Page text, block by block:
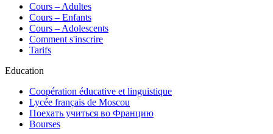
Сours – Adultes
Cours – Enfants
Cours – Adolescents
Comment s'inscrire
Tarifs
Education
Coopération éducative et linguistique
Lycée français de Moscou
Поехать учиться во Францию
Bourses